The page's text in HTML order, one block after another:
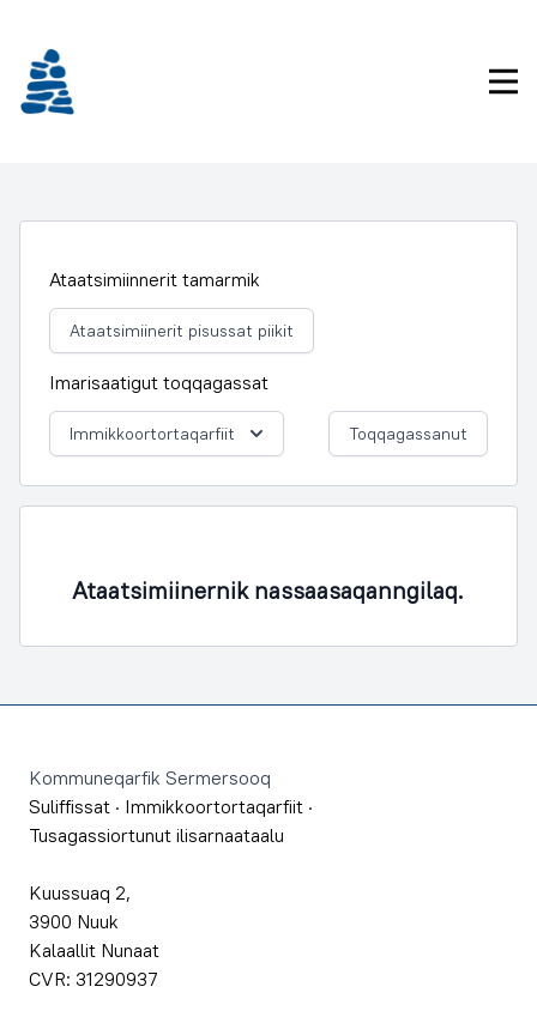
Ataatsimiinnerit tamarmik
Ataatsimiinerit pisussat piikit
Imarisaatigut toqqagassat
Immikkoortortaqarfiit Toqqagassanut
Ataatsimiinernik nassaasaqanngilaq.
Kommuneqarfik Sermersooq
Suliffissat · Immikkoortortaqarfiit ·
Tusagassiortunut ilisarnaataalu
Kuussuaq 2,
3900 Nuuk
Kalaallit Nunaat
CVR: 31290937